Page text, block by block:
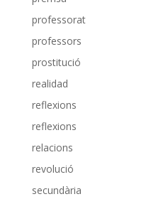
professorat
professors
prostitució
realidad
reflexions
reflexions
relacions
revolució
secundària